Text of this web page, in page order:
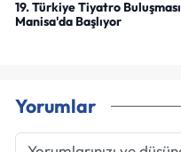
19. Türkiye Tiyatro Buluşması
Manisa'da Başlıyor
Yorumlar